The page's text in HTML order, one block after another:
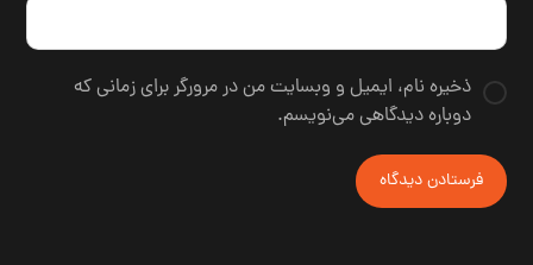
ذخیره نام، ایمیل و وبسایت من در مرورگر برای زمانی که
دوباره دیدگاهی می‌نویسم.